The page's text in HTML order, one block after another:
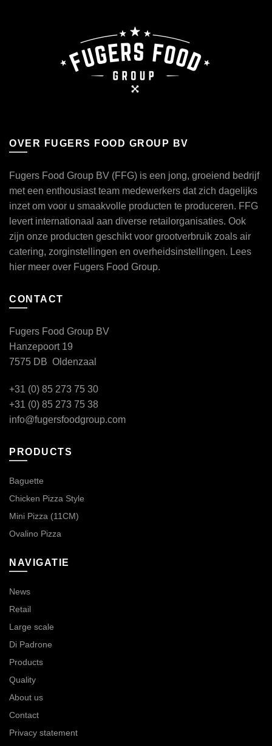
OVER FUGERS FOOD GROUP BV
Fugers Food Group BV (FFG) is een jong, groeiend bedrijf
met een enthousiast team medewerkers dat zich dagelijks
inzet om voor u smaakvolle producten te produceren. FFG
levert internationaal aan diverse retailorganisaties. Ook
zijn onze producten geschikt voor grootverbruik zoals air
catering, zorginstellingen en overheidsinstellingen. Lees
hier meer over Fugers Food Group.
CONTACT
Fugers Food Group BV
Hanzepoort 19
7575 DB Oldenzaal
+31 (0) 85 273 75 30
+31 (0) 85 273 75 38
info@fugersfoodgroup.com
PRODUCTS
Baguette
Chicken Pizza Style
Mini Pizza (11CM)
Ovalino Pizza
NAVIGATIE
News
Retail
Large scale
Di Padrone
Products
Quality
About us
Contact
Privacy statement